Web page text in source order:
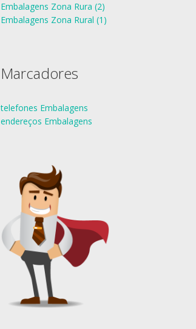
Embalagens Zona Rura (2)
Embalagens Zona Rural (1)
Marcadores
telefones Embalagens
endereços Embalagens